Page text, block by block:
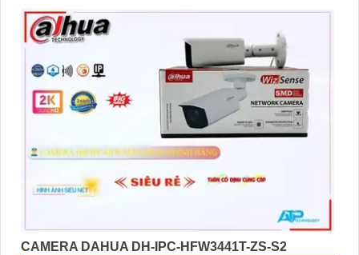
CAMERA DAHUA DH-IPC-HFW3441T-ZS-S2